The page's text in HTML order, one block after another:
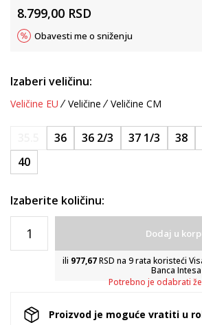
8.799,00 RSD
Obavesti me o sniženju
Izaberi veličinu:
Veličine EU Veličine Veličine CM
36 36 2/3 37 1/3 38
40
Izaberite količinu:
Dodaj u
ili 977,67RSD na 9 rata koristeći
Banca Intesa
Potrebno je odabrati
Proizvod je moguće vratiti u